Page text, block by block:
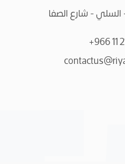
السلي - شارع الصفا